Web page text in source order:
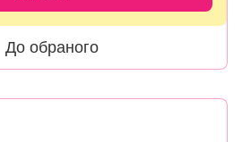
До обраного